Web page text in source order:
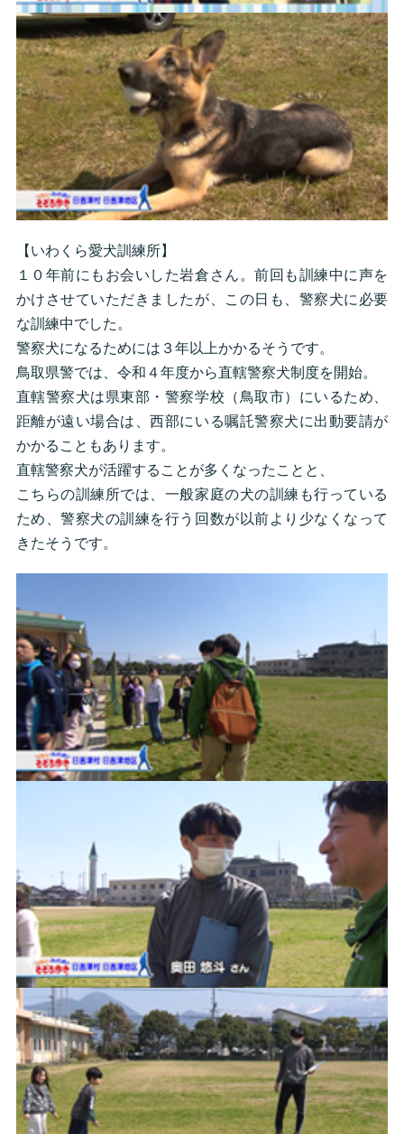
【いわくら愛犬訓練所】
１０年前にもお会いした岩倉さん。前回も訓練中に声を
かけさせていただきましたが、この日も、警察犬に必要
な訓練中でした。
警察犬になるためには３年以上かかるそうです。
鳥取県警では、令和４年度から直轄警察犬制度を開始。
直轄警察犬は県東部・警察学校（鳥取市）にいるため、
距離が遠い場合は、西部にいる嘱託警察犬に出動要請が
かかることもあります。
直轄警察犬が活躍することが多くなったことと、
こちらの訓練所では、一般家庭の犬の訓練も行っている
ため、警察犬の訓練を行う回数が以前より少なくなって
きたそうです。